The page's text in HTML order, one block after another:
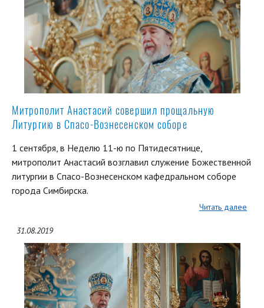
Митрополит Анастасий совершил прощальную
Литургию в Спасо-Вознесенском соборе
1 сентября, в Неделю 11-ю по Пятидесятнице,
митрополит Анастасий возглавил служение Божественной
литургии в Спасо-Вознесенском кафедральном соборе
города Симбирска.
Читать далее
31.08.2019